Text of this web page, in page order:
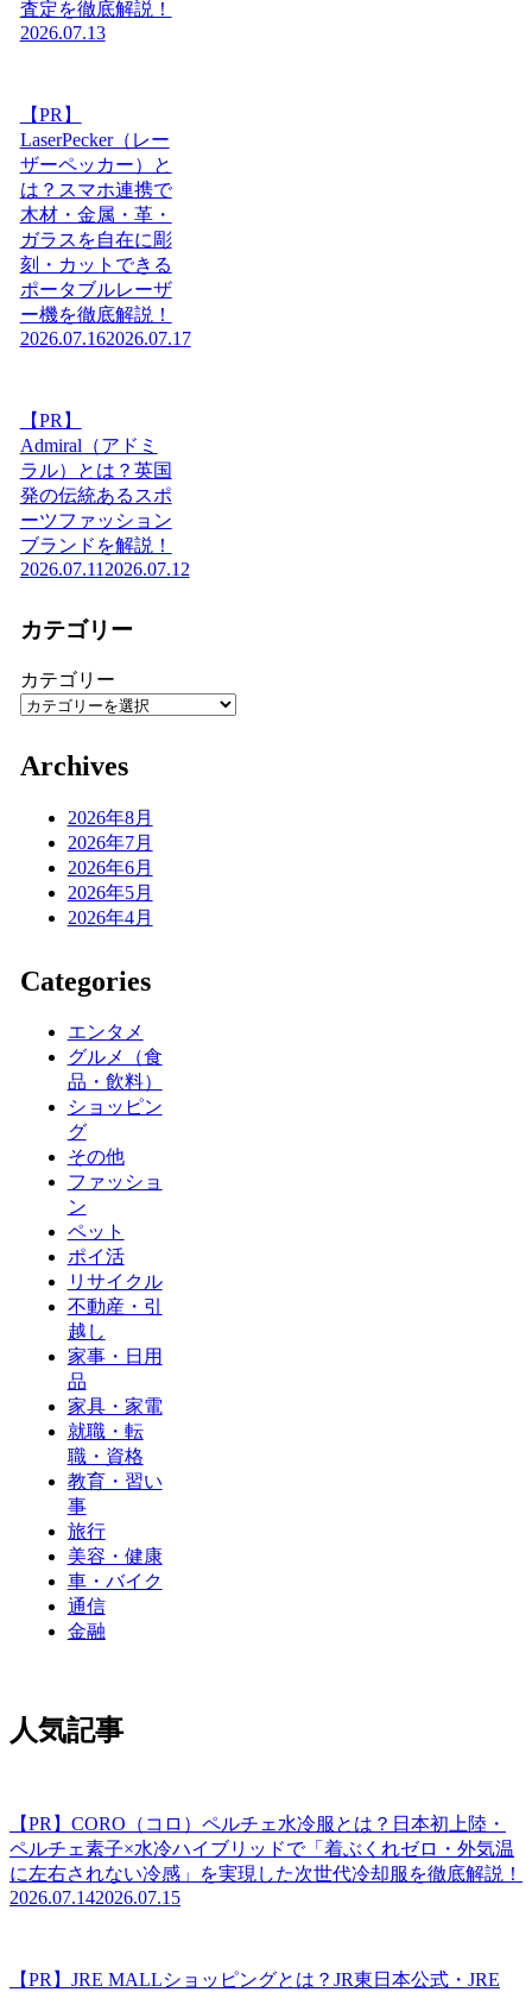
査定を徹底解説！
2026.07.13
【PR】
LaserPecker（レー
ザーペッカー）と
は？スマホ連携で
木材・金属・革・
ガラスを自在に彫
刻・カットできる
ポータブルレーザ
ー機を徹底解説！
2026.07.162026.07.17
【PR】
Admiral（アドミ
ラル）とは？英国
発の伝統あるスポ
ーツファッション
ブランドを解説！
2026.07.112026.07.12
カテゴリー
カテゴリー
Archives
2026年8月
2026年7月
2026年6月
2026年5月
2026年4月
Categories
エンタメ
グルメ（食
品・飲料）
ショッピン
グ
その他
ファッショ
ン
ペット
ポイ活
リサイクル
不動産・引
越し
家事・日用
品
家具・家電
就職・転
職・資格
教育・習い
事
旅行
美容・健康
車・バイク
通信
金融
人気記事
【PR】CORO（コロ）ペルチェ水冷服とは？日本初上陸・
ペルチェ素子×水冷ハイブリッドで「着ぶくれゼロ・外気温
に左右されない冷感」を実現した次世代冷却服を徹底解説！
2026.07.142026.07.15
【PR】JRE MALLショッピングとは？JR東日本公式・JRE